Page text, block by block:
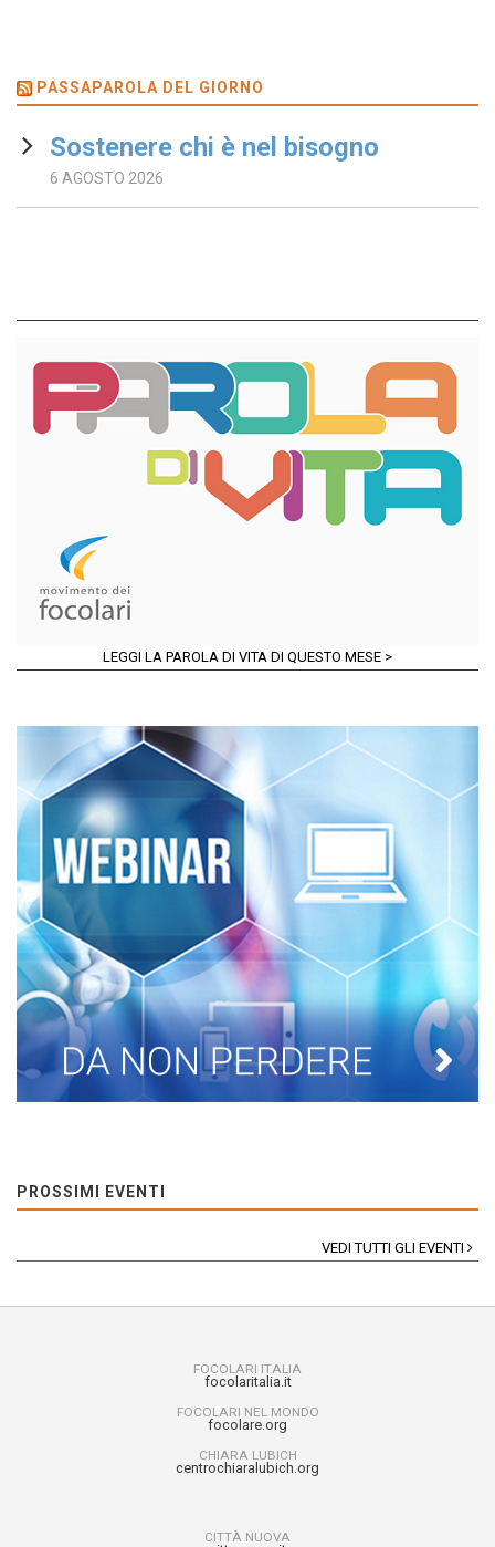
PASSAPAROLA DEL GIORNO
Sostenere chi è nel bisogno
6 AGOSTO 2026
LEGGI LA PAROLA DI VITA DI QUESTO MESE >
PROSSIMI EVENTI
VEDI TUTTI GLI EVENTI
FOCOLARI ITALIA
focolaritalia.it
FOCOLARI NEL MONDO
focolare.org
CHIARA LUBICH
centrochiaralubich.org
CITTÀ NUOVA